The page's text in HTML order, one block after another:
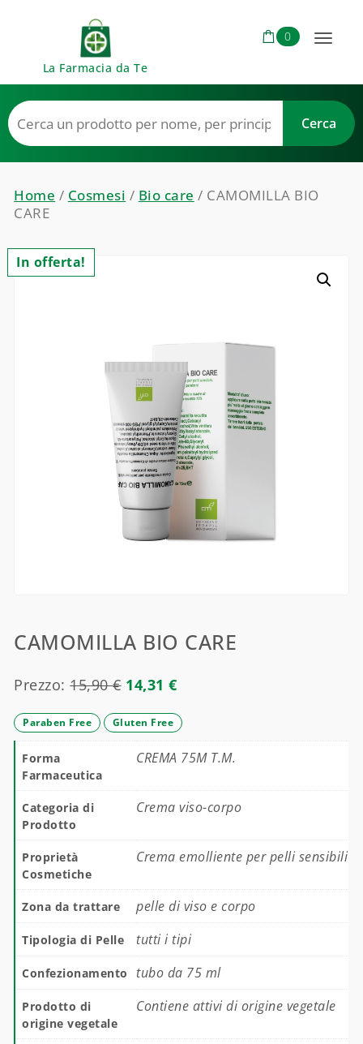
La Farmacia da Te
0
Toggle
Home / Cosmesi / Bio care / CAMOMILLA BIO
CARE
In offerta!
CAMOMILLA BIO CARE
Prezzo:15,90€ 14,31€
Paraben Free Gluten Free
Forma
Farmaceutica
CREMA 75M T.M.
Categoria di
Prodotto
Crema viso-corpo
Proprietà
Cosmetiche
Crema emolliente per pelli sensibili
Zona da trattare pelle di viso e corpo
Tipologia di Pelle tutti i tipi
Confezionamento tubo da 75 ml
Prodotto di
origine vegetale
Contiene attivi di origine vegetale